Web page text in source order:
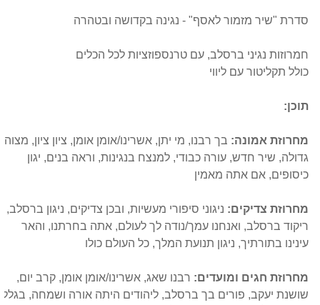
סדרת "שיר מזמור לאסף" - נגינה בקדושה ובטהרה
חמרוזות נגיני ברסלב, עם טרנספוזציות לכל הכלים
כולל תקליטור עם ליווי
תוכן:
מחרוזת אמונה: בך רבנו, מי יתן, אשרינו/אומן אומן, ציון ציון, מצוה
גדולה, שיר חדש, עורה כבודי, למנצח בנגינות, וראה בנים, יגון
כיסופים, אם אתה מאמין
מחרוזת צדיקים: ניגוני סיפורי מעשיות, ובכן צדיקים, ניגון ברסלב,
ריקוד ברסלב, ואנחנו עמך/נודה לך לעולם, אתה בחרתנו, והאר
עינינו בתורתיך, ניגון תנועת המלך, כל העולם כולו
מחרוזת חגים ומועדים: רבנו שאג, אשרינו/אומן אומן, קרב יום,
שושנת יעקב, פורים בך ברסלב, ליהודים היתה אורה ושמחה, בגלל